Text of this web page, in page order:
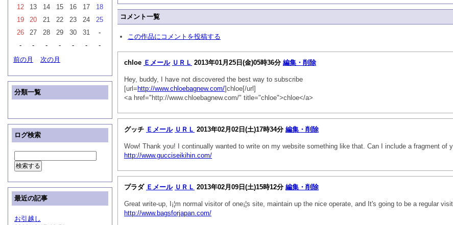
コメント一覧
この作品にコメントを投稿する
chloe Ｅメール ＵＲＬ 2013年01月25日(金)05時36分 編集・削除
Hey, buddy, I have not discovered the best way to subscribe
[url= http://www.chloebagnew.com/]chloe[/url]
<a href="http://www.chloebagnew.com/" title="chloe">chloe</a>
グッチ Ｅメール ＵＲＬ 2013年02月02日(土)17時34分 編集・削除
Wow! Thank you! I continually wanted to write on my website something like that. Can I include a fragment of
http://www.gucciseikihin.com/
プラダ Ｅメール ＵＲＬ 2013年02月09日(土)15時12分 編集・削除
Great write-up, I¡¦m normal visitor of one¡¦s site, maintain up the nice operate, and It's going to be a regular
http://www.bagsforjapan.com/
12
13 14 15 16 17
18
19
20 21 22 23 24
25
26
27 28 29 30 31
-
-
- - - - -
-
前の月
次の月
分類一覧
ログ検索
最近の記事
お引越し